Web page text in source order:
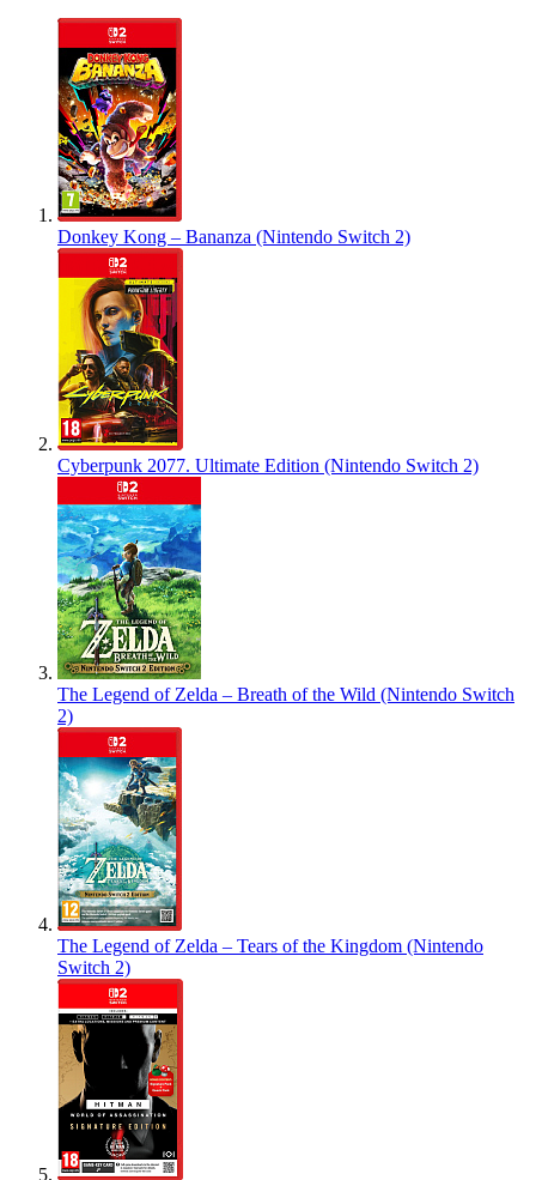
Donkey Kong – Bananza (Nintendo Switch 2)
Cyberpunk 2077. Ultimate Edition (Nintendo Switch 2)
The Legend of Zelda – Breath of the Wild (Nintendo Switch
2)
The Legend of Zelda – Tears of the Kingdom (Nintendo
Switch 2)